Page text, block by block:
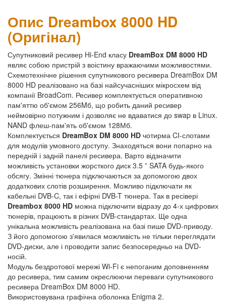
Опис Dreambox 8000 HD
(Оригінал)
Супутниковий ресивер Hi-End класу DreamBox DM 8000 HD
являє собою пристрій з воістину вражаючими можливостями.
Схемотехнічне рішення супутникового ресивера DreamBox DM
8000 HD реалізовано на базі найсучасніших мікросхем від
компанії BroadCom. Ресивер комплектується оперативною
пам'яттю об'ємом 256Mб, що робить даний ресивер
неймовірно потужним і дозволяє не вдаватися до swap в Linux.
NAND флеш-пам'ять об'ємом 128Мб.
Комплектується DreamBox DM 8000 HD чотирма CI-слотами
для модулів умовного доступу. Знаходяться вони попарно на
передній і задній панелі ресивера. Варто відзначити
можливість установки жорсткого диск 3.5 ” SATA будь-якого
обсягу. Змінні тюнера підключаються за допомогою двох
додаткових слотів розширення. Можливо підключати як
кабельні DVB-C, так і ефірні DVB-T тюнера. Так в ресівері
Dreambox 8000 HD можна підключити відразу до 4-х цифрових
тюнерів, працюють в різних DVB-стандартах. Ще одна
унікальна можливість реалізована на базі пише DVD-приводу.
З його допомогою з'явилася можливість не тільки переглядати
DVD-диски, але і проводити запис безпосередньо на DVD-
носій.
Модуль бездротової мережі Wi-Fi є непоганим доповненням
до ресивера, тим самим окреслюючи переваги супутникового
ресивера DreamBox DM 8000 HD.
Використовувана графічна оболонка Enigma 2.